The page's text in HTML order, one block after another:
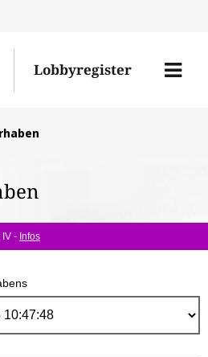
Lobbyregister
Menü
IV - Infos